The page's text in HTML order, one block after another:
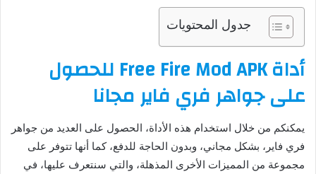
جدول المحتويات
أداة Free Fire Mod APK للحصول
على جواهر فري فاير مجانا
يمكنكم من خلال استخدام هذه الأداة، الحصول على العديد من جواهر
فري فاير، بشكل مجاني، وبدون الحاجة للدفع، كما أنها تتوفر على
مجموعة من المميزات الأخرى المذهلة، والتي سنتعرف عليها، في